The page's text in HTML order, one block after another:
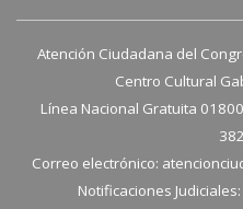
Atención Ciudadana del
Centro Cultural
Línea Nacional Gratuita
Correo electrónico:
Notificaciones Judiciales: